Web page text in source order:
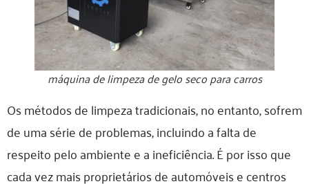
máquina de limpeza de gelo seco para carros
Os métodos de limpeza tradicionais, no entanto, sofrem
de uma série de problemas, incluindo a falta de
respeito pelo ambiente e a ineficiência. É por isso que
cada vez mais proprietários de automóveis e centros